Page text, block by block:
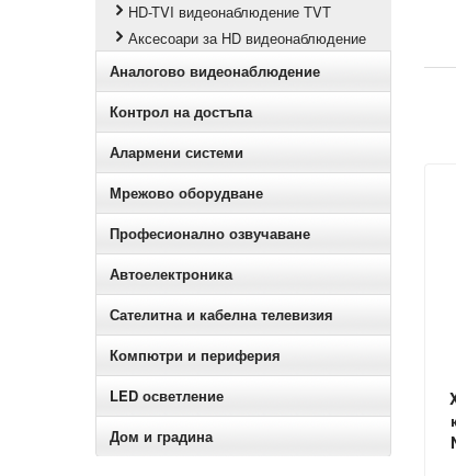
HD-TVI видеонаблюдение TVT
Аксесоари за HD видеонаблюдение
Аналогово видеонаблюдение
Контрол на достъпа
Алармени системи
Мрежово оборудване
Професионално озвучаване
Автоелектроника
Сателитна и кабeлна телевизия
Компютри и периферия
LED осветление
Дом и градина